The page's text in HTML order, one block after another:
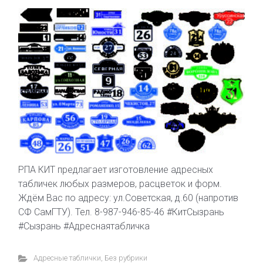
РПА КИТ предлагает изготовление адресных
табличек любых размеров, расцветок и форм.
Ждём Вас по адресу: ул.Советская, д.60 (напротив
СФ СамГТУ). Тел. 8-987-946-85-46 #КитСызрань
#Сызрань #Адреснаятабличка
Адресные таблички, Без рубрики